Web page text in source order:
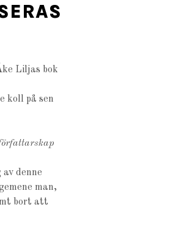
Liljas bok
koll på sen
denne
man,
bort att